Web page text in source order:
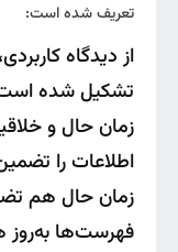
تعریف شده است:
از دیدگاه
تشکیل شده
زمان حال و
اطلاعات را
زمان حال هم
فهرست‌ها